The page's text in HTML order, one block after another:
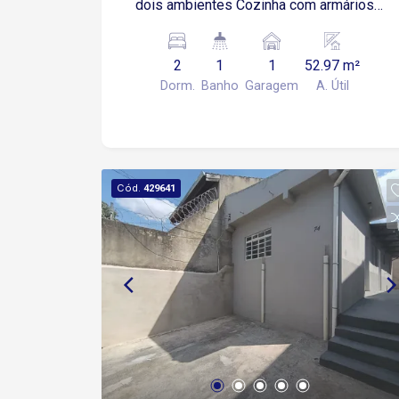
dois ambientes Cozinha com armários
social 1 vaga de garagem coberta
2
Dorm.
1
Banho
1
Garagem
52.97 m²
A. Útil
Cód. 429641